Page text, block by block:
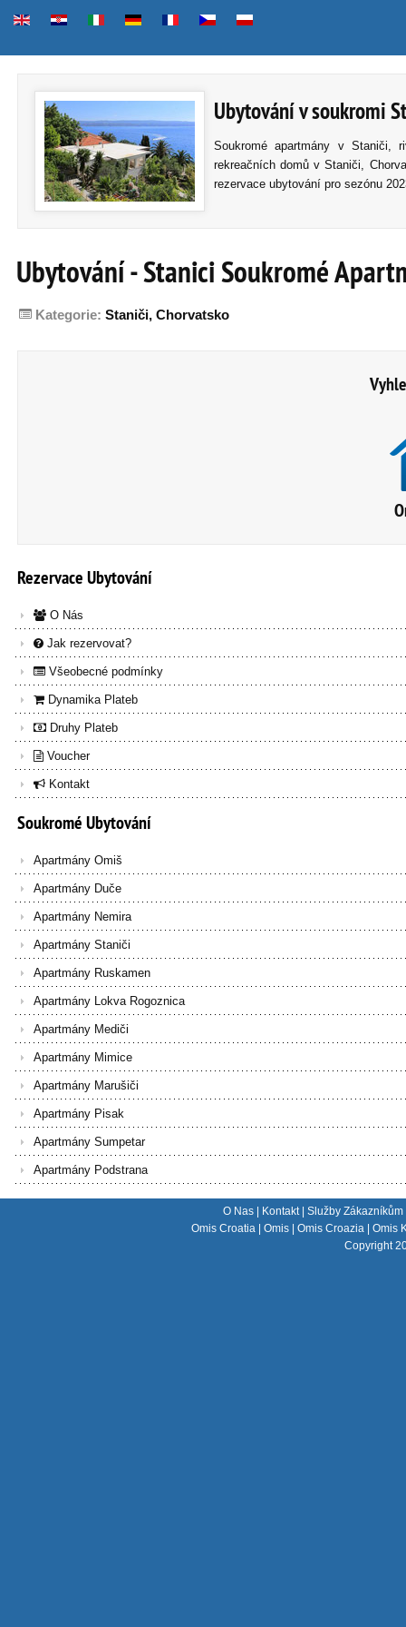
Ubytování v soukromi
Soukromé apartmány v Staniči,
rekreačních domů v Staniči,
rezervace ubytování pro sezónu
Ubytování - Stanici Soukromé
Kategorie: Staniči, Chorvatsko
RezervaceUbytování
O Nás
Jak rezervovat?
Všeobecné podmínky
Dynamika Plateb
Druhy Plateb
Voucher
Kontakt
SoukroméUbytování
Apartmány Omiš
Apartmány Duče
Apartmány Nemira
Apartmány Staniči
Apartmány Ruskamen
Apartmány Lokva Rogoznica
Apartmány Mediči
Apartmány Mimice
Apartmány Marušiči
Apartmány Pisak
Apartmány Sumpetar
Apartmány Podstrana
O Nas Kontakt| Služby Zákazníkům
Omis Croatia
Omis Omis Croazia
Omis
Copyright